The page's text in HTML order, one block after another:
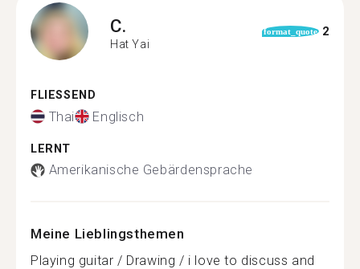
C.
Hat Yai
format_quote 2
FLIESSEND
Thai Englisch
LERNT
Amerikanische Gebärdensprache
Meine Lieblingsthemen
Playing guitar / Drawing / i love to discuss and